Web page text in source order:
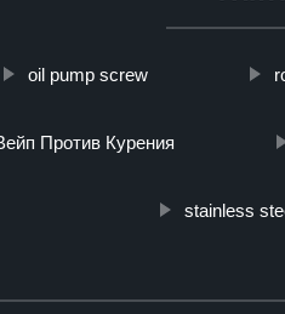
oil pump screw
Против Курения
stainless